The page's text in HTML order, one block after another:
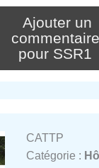
Ajouter un
commentaire
pour SSR1
CATTP
Catégorie :